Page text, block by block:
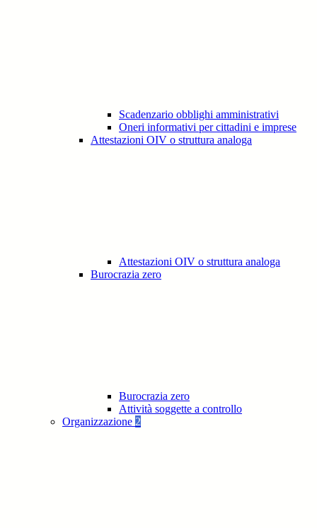
Scadenzario obblighi amministrativi
Oneri informativi per cittadini e imprese
Attestazioni OIV o struttura analoga
Attestazioni OIV o struttura analoga
Burocrazia zero
Burocrazia zero
Attività soggette a controllo
Organizzazione 2